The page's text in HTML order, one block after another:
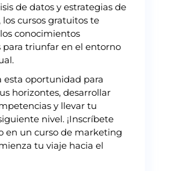
de datos y estrategias de
cursos gratuitos te
conocimientos
para triunfar en el entorno
esta oportunidad para
horizontes, desarrollar
y llevar tu
nivel. ¡Inscríbete
en un curso de marketing
tu viaje hacia el